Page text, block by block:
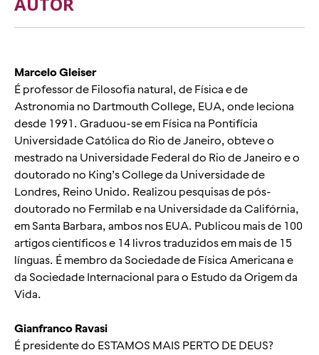
MarceloGleiser
É professor de Filosofia natural, de Física e de
Astronomia no Dartmouth College, EUA, onde leciona
desde 1991. Graduou-se em Física na Pontifícia
Universidade Católica do Rio de Janeiro, obteve o
mestrado na Universidade Federal do Rio de Janeiro e o
doutorado no King’sCollegeda Universidade de
Londres, Reino Unido. Realizou pesquisas de pós-
doutorado no Fermilab e na Universidade da Califórnia,
em Santa Barbara, ambos nos EUA. Publicou mais de 100
artigos científicos e 14 livros traduzidos em mais de 15
línguas. É membro da Sociedade de Física Americana e
da Sociedade Internacional para o Estudo da Origem da
Vida.
Gianfranco Ravasi
É presidente do ESTAMOS MAIS PERTO DE DEUS?